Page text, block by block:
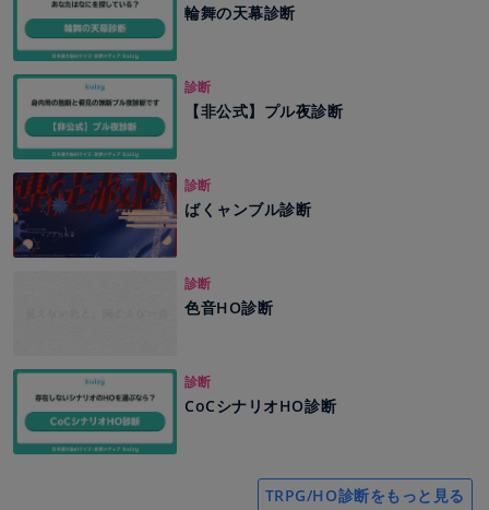
輪舞の天幕診断
診断
【非公式】プル夜診断
診断
ばくャンブル診断
診断
色音HO診断
診断
CoCシナリオHO診断
TRPG/HO診断をもっと見る